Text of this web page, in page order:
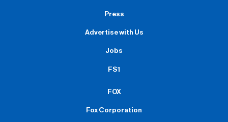
Press
Advertise with Us
Jobs
FS1
FOX
Fox Corporation